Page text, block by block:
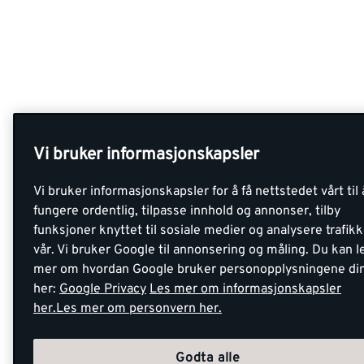
Vi bruker informasjonskapsler
Vi bruker informasjonskapsler for å få nettstedet vårt til
fungere ordentlig, tilpasse innhold og annonser, tilby
funksjoner knyttet til sosiale medier og analysere
vår. Vi bruker Google til annonsering og måling. Du kan
mer om hvordan Google bruker personopplysningene
her: Google Privacy Les mer om informasjonskapsler
her.Les mer om personvern her.
Godta alle